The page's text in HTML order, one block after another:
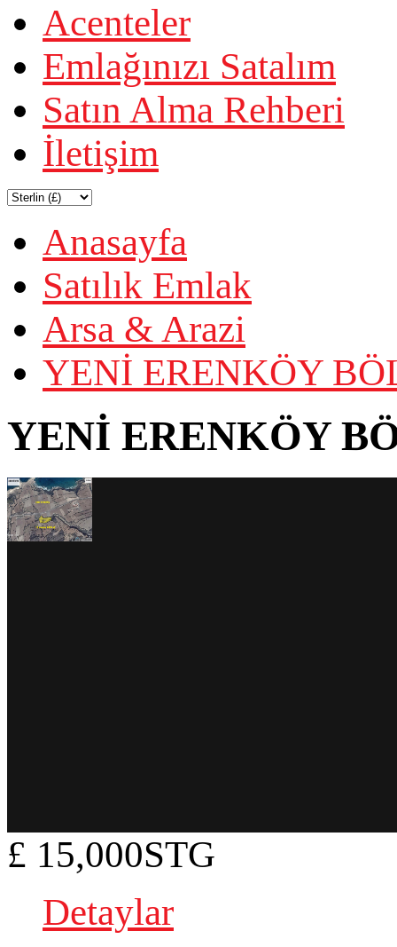
Acenteler
Emlağınızı Satalım
Satın Alma Rehberi
İletişim
Anasayfa
Satılık Emlak
Arsa & Arazi
YENİ ERENKÖY
YENİ ERENKÖY
£ 15,000STG
Detaylar